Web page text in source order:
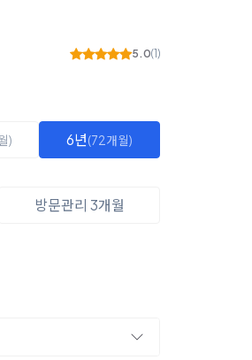
5.0(1)
) 6년(72개월)
방문관리 3개월